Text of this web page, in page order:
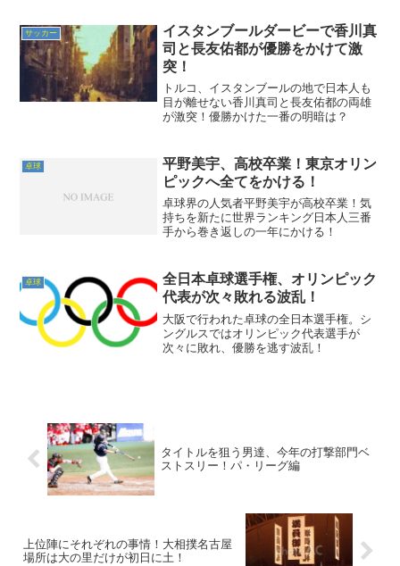
サッカー
イスタンブールダービーで香川真
司と長友佑都が優勝をかけて激
突！
トルコ、イスタンブールの地で日本人も
目が離せない香川真司と長友佑都の両雄
が激突！優勝かけた一番の明暗は？
卓球
平野美宇、高校卒業！東京オリン
ピックへ全てをかける！
卓球界の人気者平野美宇が高校卒業！気
持ちを新たに世界ランキング日本人三番
手から巻き返しの一年にかける！
卓球
全日本卓球選手権、オリンピック
代表が次々敗れる波乱！
大阪で行われた卓球の全日本選手権。シ
ングルスではオリンピック代表選手が
次々に敗れ、優勝を逃す波乱！
タイトルを狙う男達、今年の打撃部門ベ
ストスリー！パ・リーグ編
上位陣にそれぞれの事情！大相撲名古屋
場所は大の里だけが初日に土！